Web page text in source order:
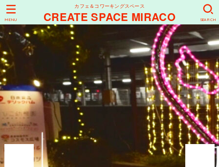
カフェ＆コワーキングスペース
CREATE SPACE MIRACO SEARCH
MENU